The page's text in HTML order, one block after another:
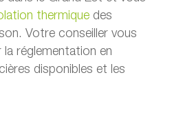
thermiquedes
Votre conseiller vous
réglementation en
disponibles et les